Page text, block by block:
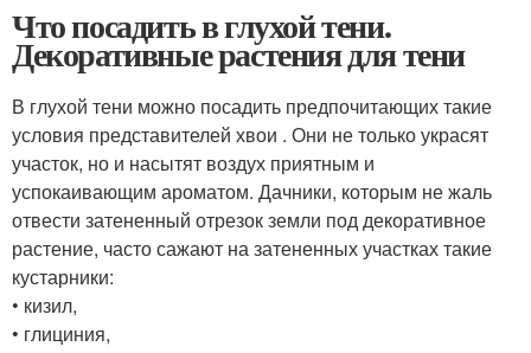
Что посадить в глухой тени.
Декоративные растения для тени
В глухой тени можно посадить предпочитающих такие
условия представителей хвои . Они не только украсят
участок, но и насытят воздух приятным и
успокаивающим ароматом. Дачники, которым не жаль
отвести затененный отрезок земли под декоративное
растение, часто сажают на затененных участках такие
кустарники:
• кизил,
• глициния,